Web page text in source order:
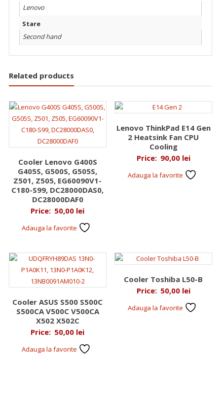
Lenovo
Stare
Second hand
Related products
Cooler Lenovo G400S
G405S, G500S, G505S,
Z501, Z505, EG60090V1-
C180-S99, DC28000DAS0,
DC28000DAF0
Price: 50,00 lei
Adauga la favorite
Lenovo ThinkPad E14 Gen
2 Heatsink Fan CPU
Cooling
Price: 90,00 lei
Adauga la favorite
Cooler ASUS S500 S500C
S500CA V500C V500CA
X502 X502C
Price: 50,00 lei
Adauga la favorite
Cooler Toshiba L50-B
Price: 50,00 lei
Adauga la favorite